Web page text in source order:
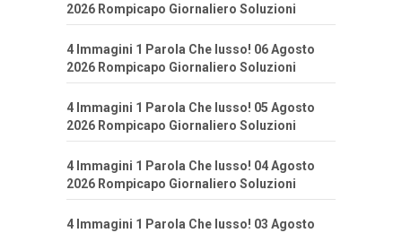
2026 Rompicapo Giornaliero Soluzioni
4 Immagini 1 Parola Che lusso! 06 Agosto
2026 Rompicapo Giornaliero Soluzioni
4 Immagini 1 Parola Che lusso! 05 Agosto
2026 Rompicapo Giornaliero Soluzioni
4 Immagini 1 Parola Che lusso! 04 Agosto
2026 Rompicapo Giornaliero Soluzioni
4 Immagini 1 Parola Che lusso! 03 Agosto